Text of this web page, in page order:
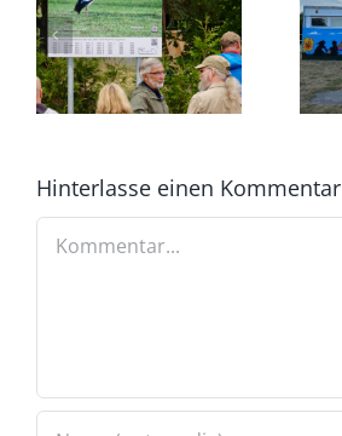
Hinterlasse einen Kommentar
Kommentar